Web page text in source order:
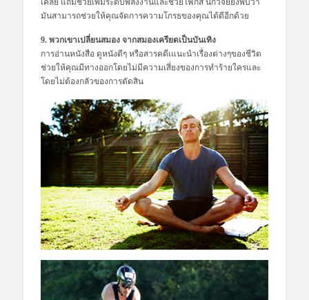
มันสามารถช่วยให้คุณจัดการความโกรธของคุณได้ดีอีกด้วย
9. พวกเขาเปลี่ยนสมอง จากสมองเครียดเป็นบันเทิง
การอ่านหนังสือ ดูหนังดีๆ หรือสารคดีเแนะนำเรื่องต่างๆของชีวิต
ช่วยให้คุณมีทางออกโดยไม่มีความเสี่ยงของการทำร้ายใครและ
โดยไม่ต้องกลัวของการตัดสิน